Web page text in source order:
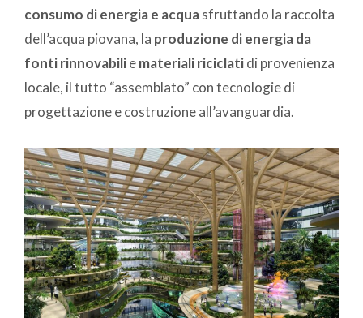
consumo di energia e acquasfruttando la raccolta
dell’acqua piovana, la produzione di energia da
fonti rinnovabiliemateriali riciclatidi provenienza
locale, il tutto “assemblato” con tecnologie di
progettazione e costruzione all’avanguardia.